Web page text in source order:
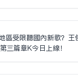
區受限聽國內新歌？王
三篇章K今日上線！